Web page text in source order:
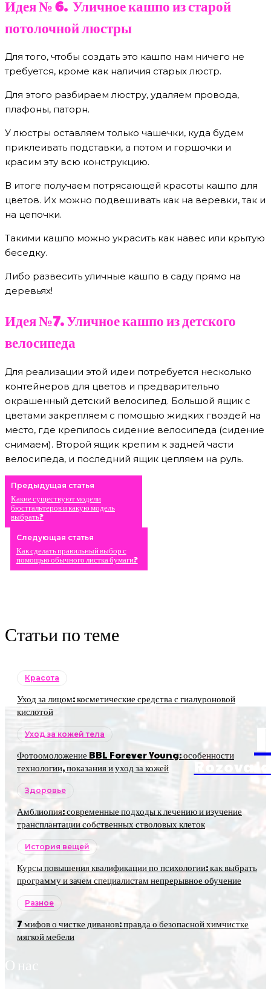
Идея № 6. Уличное кашпо из старой
потолочной люстры
Для того, чтобы создать это кашпо нам ничего не
требуется, кроме как наличия старых люстр.
Для этого разбираем люстру, удаляем провода,
плафоны, паторн.
У люстры оставляем только чашечки, куда будем
приклеивать подставки, а потом и горшочки и
красим эту всю конструкцию.
В итоге получаем потрясающей красоты кашпо для
цветов. Их можно подвешивать как на веревки, так и
на цепочки.
Такими кашпо можно украсить как навес или крытую
беседку.
Либо развесить уличные кашпо в саду прямо на
деревьях!
Идея №7. Уличное кашпо из детского
велосипеда
Для реализации этой идеи потребуется несколько
контейнеров для цветов и предварительно
окрашенный детский велосипед. Большой ящик с
цветами закрепляем с помощью жидких гвоздей на
место, где крепилось сидение велосипеда (сидение
снимаем). Второй ящик крепим к задней части
велосипеда, и последний ящик цепляем на руль.
Предыдущая статья
Какие существуют модели
бюстгальтеров и какую модель
выбрать?
Следующая статья
Как сделать правильный выбор с
помощью обычного листка бумаги?
Статьи по теме
Красота
Уход за лицом: косметические средства с гиалуроновой
кислотой
Уход за кожей тела
Фотоомоложение BBL Forever Young: особенности
технологии, показания и уход за кожей
Здоровье
Амблиопия: современные подходы к лечению и изучение
трансплантации собственных стволовых клеток
История вещей
Курсы повышения квалификации по психологии: как выбрать
программу и зачем специалистам непрерывное обучение
Разное
7 мифов о чистке диванов: правда о безопасной химчистке
мягкой мебели
О нас